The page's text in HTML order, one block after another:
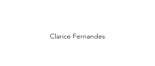
Clarice Fernandes